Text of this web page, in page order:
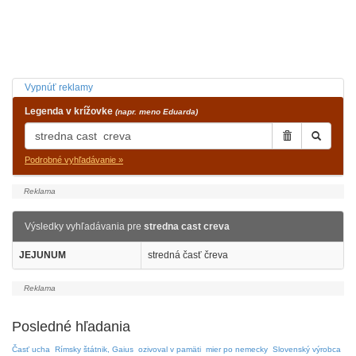
Vypnúť reklamy
Legenda v krížovke (napr. meno Eduarda)
Podrobné vyhľadávanie »
Výsledky vyhľadávania pre stredna cast creva
JEJUNUM stredná časť čreva
Posledné hľadania
Časť ucha Rímsky štátnik, Gaius ozivoval v pamäti mier po nemecky Slovenský výrobca